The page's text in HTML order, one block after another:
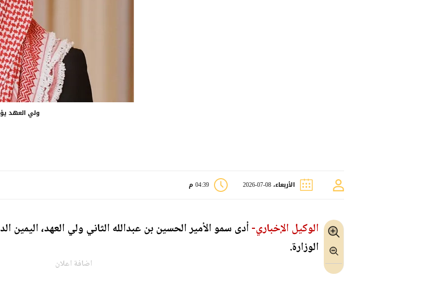
ولي العهد
الأربعاء، 08-07-2026 04:39 م
الوكيل الإخباري-أدى سمو الأمير الحسين بن عبدالله الثاني ولي العهد، اليمين
الوزارة.
اضافة اعلان